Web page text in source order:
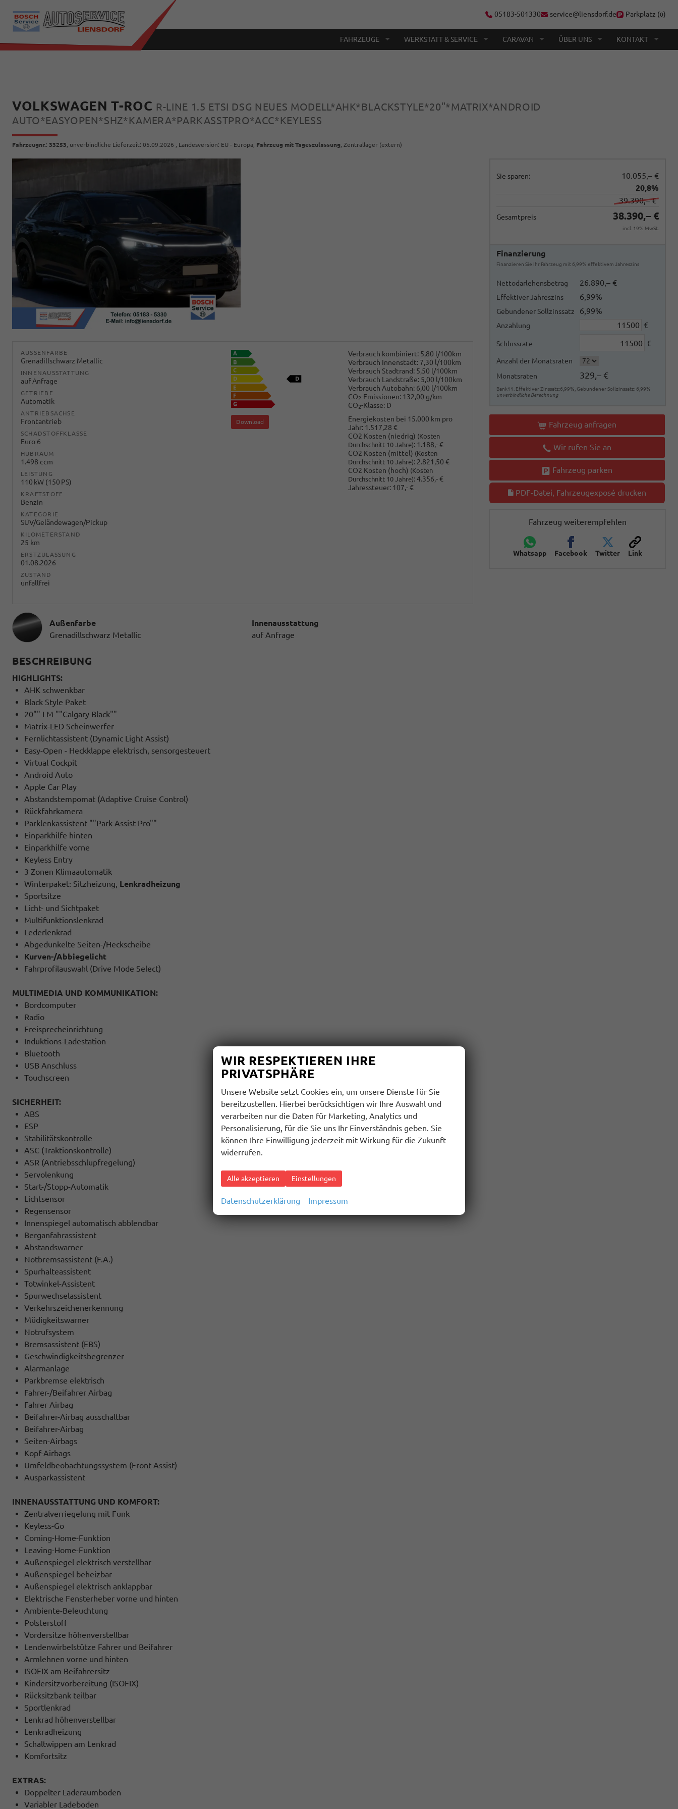
05183-501330 service@liensdorf.de Parkplatz (0)
FAHRZEUGE WERKSTATT & SERVICE CARAVAN ÜBER UNS KONTAKT
VOLKSWAGEN T-ROC R-LINE 1.5 ETSI DSG NEUES MODELL*AHK*BLACKSTYLE*20"*MATRIX*ANDROID
AUTO*EASYOPEN*SHZ*KAMERA*PARKASSTPRO*ACC*KEYLESS
Fahrzeugnr.: 33253, unverbindliche Lieferzeit: 05.09.2026 , Landesversion: EU - Europa, Fahrzeug mit Tageszulassung, Zentrallager (extern)
Sie sparen:
10.055,– €
20,8%
39.390,– €
Gesamtpreis 38.390,– €
incl. 19% MwSt.
Finanzierung
Finanzieren Sie Ihr Fahrzeug mit 6,99% effektivem Jahreszins
Nettodarlehensbetrag 26.890,– €
Effektiver Jahreszins 6,99%
Gebundener Sollzinssatz 6,99%
Anzahlung €
Schlussrate €
Anzahl der Monatsraten
Monatsraten
329,– €
Bank11. Effektiver Zinssatz:6,99%, Gebundener Sollzinssatz: 6,99%
unverbindliche Berechnung
Fahrzeug anfragen
Wir rufen Sie an
Fahrzeug parken
PDF-Datei, Fahrzeugexposé drucken
Fahrzeug weiterempfehlen
Whatsapp Facebook Twitter Link
AUSSENFARBE
Grenadillschwarz Metallic
INNENAUSSTATTUNG
auf Anfrage
GETRIEBE
Automatik
ANTRIEBSACHSE
Frontantrieb
SCHADSTOFFKLASSE
Euro 6
HUBRAUM
1.498 ccm
LEISTUNG
110 kW (150 PS)
KRAFTSTOFF
Benzin
KATEGORIE
SUV/Geländewagen/Pickup
KILOMETERSTAND
25 km
ERSTZULASSUNG
01.08.2026
ZUSTAND
unfallfrei
Verbrauch kombiniert: 5,80 l/100km
Verbrauch Innenstadt: 7,30 l/100km
Verbrauch Stadtrand: 5,50 l/100km
Verbrauch Landstraße: 5,00 l/100km
Verbrauch Autobahn: 6,00 l/100km
CO2-Emissionen: 132,00 g/km
CO2-Klasse: D
Download
Energiekosten bei 15.000 km pro
Jahr: 1.517,28 €
CO2 Kosten (niedrig) (Kosten
Durchschnitt 10 Jahre): 1.188,- €
CO2 Kosten (mittel) (Kosten
Durchschnitt 10 Jahre): 2.821,50 €
CO2 Kosten (hoch) (Kosten
Durchschnitt 10 Jahre): 4.356,- €
Jahressteuer: 107,- €
Außenfarbe
Grenadillschwarz Metallic
Innenausstattung
auf Anfrage
BESCHREIBUNG
HIGHLIGHTS:
AHK schwenkbar
Black Style Paket
20"" LM ""Calgary Black""
Matrix-LED Scheinwerfer
Fernlichtassistent (Dynamic Light Assist)
Easy-Open - Heckklappe elektrisch, sensorgesteuert
Virtual Cockpit
Android Auto
Apple Car Play
Abstandstempomat (Adaptive Cruise Control)
Rückfahrkamera
Parklenkassistent ""Park Assist Pro""
Einparkhilfe hinten
Einparkhilfe vorne
Keyless Entry
3 Zonen Klimaautomatik
Winterpaket: Sitzheizung, Lenkradheizung
Sportsitze
Licht- und Sichtpaket
Multifunktionslenkrad
Lederlenkrad
Abgedunkelte Seiten-/Heckscheibe
Kurven-/Abbiegelicht
Fahrprofilauswahl (Drive Mode Select)
MULTIMEDIA UND KOMMUNIKATION:
Bordcomputer
Radio
Freisprecheinrichtung
Induktions-Ladestation
Bluetooth
USB Anschluss
Touchscreen
SICHERHEIT:
ABS
ESP
Stabilitätskontrolle
ASC (Traktionskontrolle)
ASR (Antriebsschlupfregelung)
Servolenkung
Start-/Stopp-Automatik
Lichtsensor
Regensensor
Innenspiegel automatisch abblendbar
Berganfahrassistent
Abstandswarner
Notbremsassistent (F.A.)
Spurhalteassistent
Totwinkel-Assistent
Spurwechselassistent
Verkehrszeichenerkennung
Müdigkeitswarner
Notrufsystem
Bremsassistent (EBS)
Geschwindigkeitsbegrenzer
Alarmanlage
Parkbremse elektrisch
Fahrer-/Beifahrer Airbag
Fahrer Airbag
Beifahrer-Airbag ausschaltbar
Beifahrer-Airbag
Seiten-Airbags
Kopf-Airbags
Umfeldbeobachtungssystem (Front Assist)
Ausparkassistent
INNENAUSSTATTUNG UND KOMFORT:
Zentralverriegelung mit Funk
Keyless-Go
Coming-Home-Funktion
Leaving-Home-Funktion
Außenspiegel elektrisch verstellbar
Außenspiegel beheizbar
Außenspiegel elektrisch anklappbar
Elektrische Fensterheber vorne und hinten
Ambiente-Beleuchtung
Polsterstoff
Vordersitze höhenverstellbar
Lendenwirbelstütze Fahrer und Beifahrer
Armlehnen vorne und hinten
ISOFIX am Beifahrersitz
Kindersitzvorbereitung (ISOFIX)
Rücksitzbank teilbar
Sportlenkrad
Lenkrad höhenverstellbar
Lenkradheizung
Schaltwippen am Lenkrad
Komfortsitz
EXTRAS:
Doppelter Laderaumboden
Variabler Ladeboden
WIR RESPEKTIEREN IHRE
PRIVATSPHÄRE
Unsere Website setzt Cookies ein, um unsere Dienste für Sie
bereitzustellen. Hierbei berücksichtigen wir Ihre Auswahl und
verarbeiten nur die Daten für Marketing, Analytics und
Personalisierung, für die Sie uns Ihr Einverständnis geben. Sie
können Ihre Einwilligung jederzeit mit Wirkung für die Zukunft
widerrufen.
Alle akzeptieren Einstellungen
Datenschutzerklärung Impressum